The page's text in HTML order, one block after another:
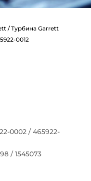
/ Турбина Garrett
0012
0002 / 465922-
/ 1545073